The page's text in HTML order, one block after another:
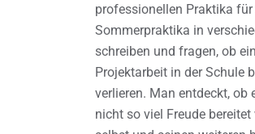
professionellen Praktika
Sommerpraktika in
schreiben und fragen, ob
Projektarbeit in der Schule
verlieren. Man entdeckt,
nicht so viel Freude